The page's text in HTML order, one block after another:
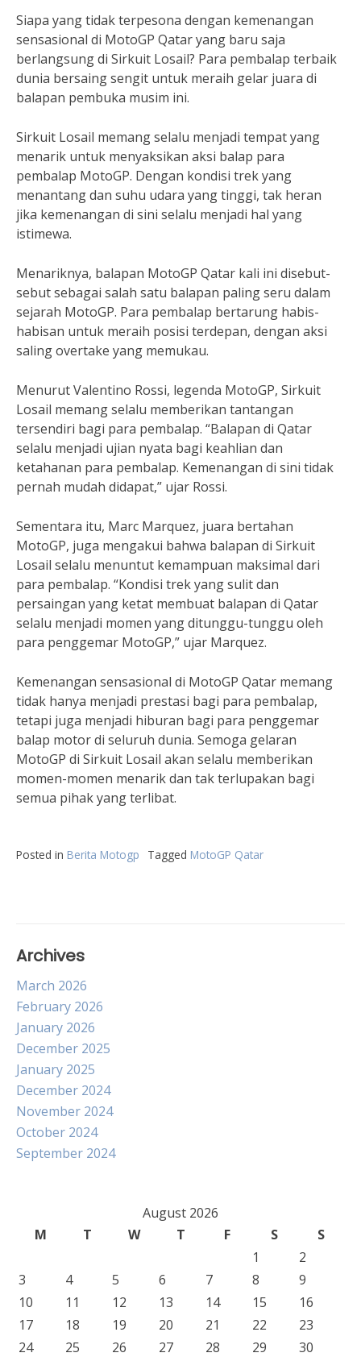
Siapa yang tidak terpesona dengan kemenangan
sensasional di MotoGP Qatar yang baru saja
berlangsung di Sirkuit Losail? Para pembalap terbaik
dunia bersaing sengit untuk meraih gelar juara di
balapan pembuka musim ini.
Sirkuit Losail memang selalu menjadi tempat yang
menarik untuk menyaksikan aksi balap para
pembalap MotoGP. Dengan kondisi trek yang
menantang dan suhu udara yang tinggi, tak heran
jika kemenangan di sini selalu menjadi hal yang
istimewa.
Menariknya, balapan MotoGP Qatar kali ini disebut-
sebut sebagai salah satu balapan paling seru dalam
sejarah MotoGP. Para pembalap bertarung habis-
habisan untuk meraih posisi terdepan, dengan aksi
saling overtake yang memukau.
Menurut Valentino Rossi, legenda MotoGP, Sirkuit
Losail memang selalu memberikan tantangan
tersendiri bagi para pembalap. “Balapan di Qatar
selalu menjadi ujian nyata bagi keahlian dan
ketahanan para pembalap. Kemenangan di sini tidak
pernah mudah didapat,” ujar Rossi.
Sementara itu, Marc Marquez, juara bertahan
MotoGP, juga mengakui bahwa balapan di Sirkuit
Losail selalu menuntut kemampuan maksimal dari
para pembalap. “Kondisi trek yang sulit dan
persaingan yang ketat membuat balapan di Qatar
selalu menjadi momen yang ditunggu-tunggu oleh
para penggemar MotoGP,” ujar Marquez.
Kemenangan sensasional di MotoGP Qatar memang
tidak hanya menjadi prestasi bagi para pembalap,
tetapi juga menjadi hiburan bagi para penggemar
balap motor di seluruh dunia. Semoga gelaran
MotoGP di Sirkuit Losail akan selalu memberikan
momen-momen menarik dan tak terlupakan bagi
semua pihak yang terlibat.
Posted in Berita Motogp Tagged MotoGP Qatar
Archives
March 2026
February 2026
January 2026
December 2025
January 2025
December 2024
November 2024
October 2024
September 2024
August 2026
M
T W T F S
S
1
2
3
4 5 6 7 8
9
10
11 12 13 14 15
16
17
18 19 20 21 22
23
24
25 26 27 28 29
30